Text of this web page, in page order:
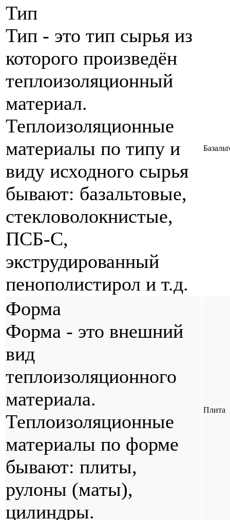
Тип
Тип - это тип сырья из
которого произведён
теплоизоляционный
материал.
Теплоизоляционные
материалы по типу и
виду исходного сырья
бывают: базальтовые,
стекловолокнистые,
ПСБ-С,
экструдированный
пенополистирол и т.д.
Форма
Форма - это внешний
вид
теплоизоляционного
материала.
Теплоизоляционные
материалы по форме
бывают: плиты,
рулоны (маты),
цилиндры.
Плита